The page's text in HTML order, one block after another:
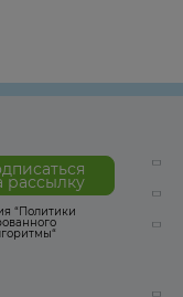
рассылку
“Политики